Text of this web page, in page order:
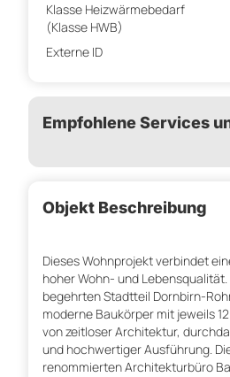
Klasse Heizwärmebedarf
(Klasse HWB)
Externe ID
Empfohlene Services
Objekt Beschreibung
Dieses Wohnprojekt verbindet
hoher Wohn- und
begehrten Stadtteil Dornbirn-
moderne Baukörper mit jeweils
von zeitloser Architektur,
und hochwertiger Ausführung.
renommierten Architekturbüro